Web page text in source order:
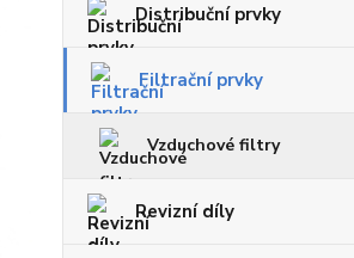
Distribuční prvky
Filtrační prvky
Vzduchové filtry
Revizní díly